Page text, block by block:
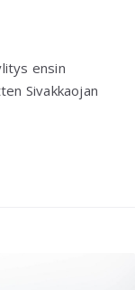
ensin
Sivakkaojan